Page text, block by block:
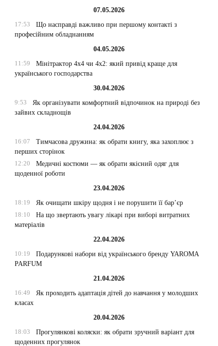
07.05.2026
17:53
Що насправді важливо при першому контакті з
професійним обладнанням
04.05.2026
11:59
Мінітрактор 4х4 чи 4х2: який привід краще для
українського господарства
30.04.2026
9:53
Як організувати комфортний відпочинок на природі без
зайвих складнощів
24.04.2026
16:07
Тимчасова дружина: як обрати книгу, яка захоплює з
перших сторінок
12:20
Медичні костюми — як обрати якісний одяг для
щоденної роботи
23.04.2026
18:19
Як очищати шкіру щодня і не порушити її бар’єр
18:10
На що звертають увагу лікарі при виборі витратних
матеріалів
22.04.2026
10:19
Подарункові набори від українського бренду YAROMA
PARFUM
21.04.2026
16:49
Як проходить адаптація дітей до навчання у молодших
класах
20.04.2026
18:03
Прогулянкові коляски: як обрати зручний варіант для
щоденних прогулянок